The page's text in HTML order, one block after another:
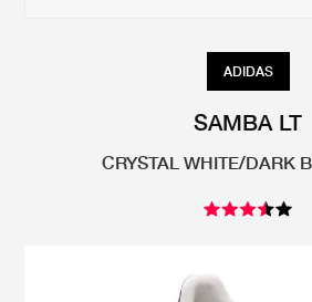
ADIDAS
SAMBA LT
CRYSTAL WHITE/DARK